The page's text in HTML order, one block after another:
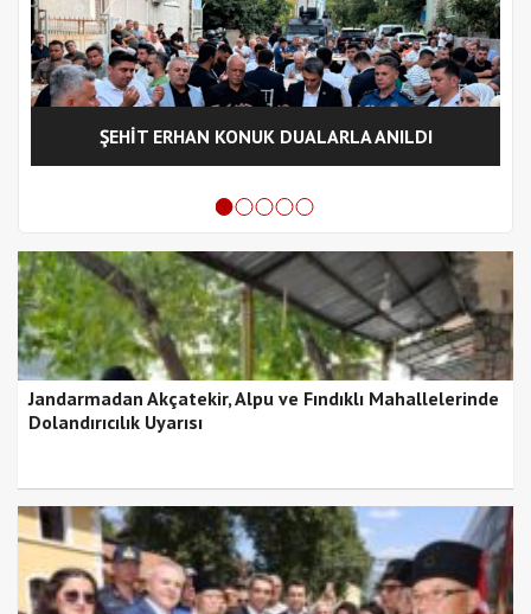
ŞEHİT ERHAN KONUK DUALARLA ANILDI
Jandarmadan Akçatekir, Alpu ve Fındıklı Mahallelerinde
Dolandırıcılık Uyarısı